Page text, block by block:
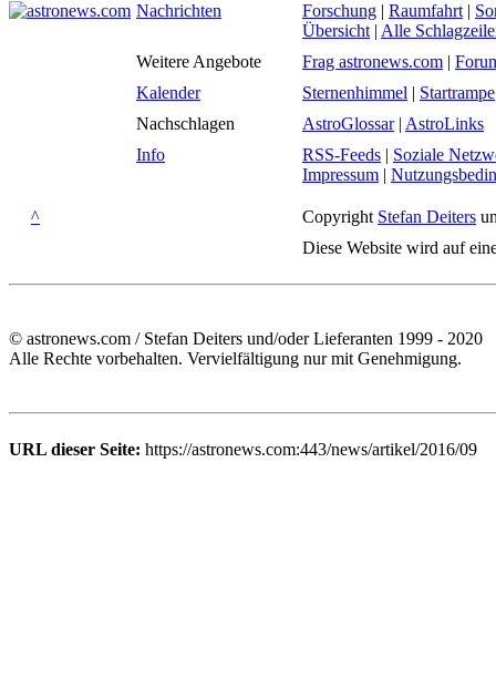
Nachrichten Forschung | Raumfahrt |
Übersicht | Alle
Weitere Angebote
Frag astronews.com |
Kalender
Sternenhimmel | Startrampe
Nachschlagen
AstroGlossar| AstroLinks
Info
RSS-Feeds | Soziale
Impressum |
^ Copyright Stefan Deiters
Diese Website wird auf
© astronews.com / Stefan Deiters und/oder Lieferanten 1999 - 2020
Alle Rechte vorbehalten. Vervielfältigung nur mit Genehmigung.
URL dieser Seite: https://astronews.com:443/news/artikel/2016/09